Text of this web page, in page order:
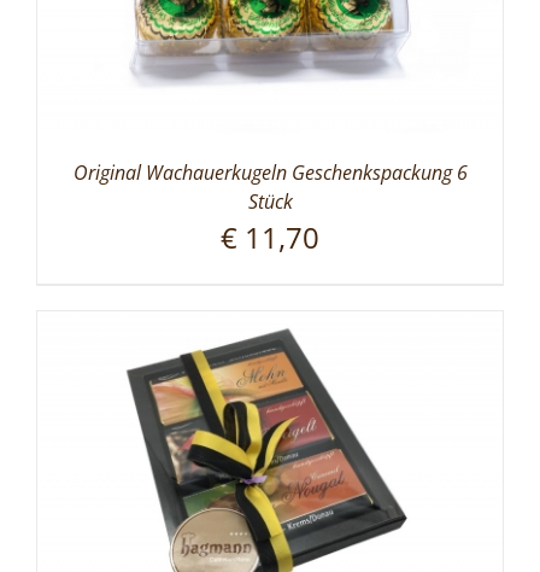
Original Wachauerkugeln Geschenkspackung 6
Stück
€ 11,70